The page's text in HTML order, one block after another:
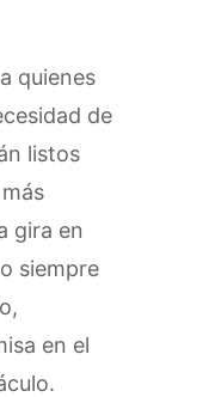
quienes
de
listos
gira en
siempre
en el